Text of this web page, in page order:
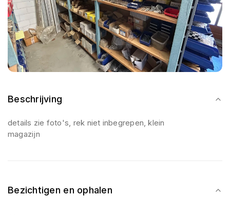
Beschrijving
details zie foto's, rek niet inbegrepen, klein
magazijn
Bezichtigen en ophalen